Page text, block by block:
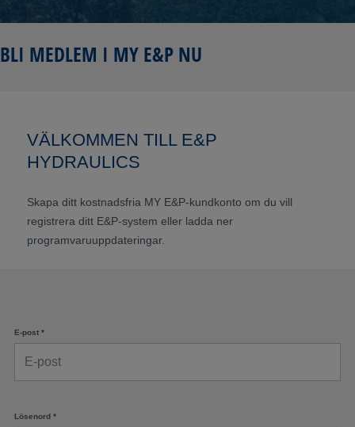
BLI MEDLEM I MY E&P NU
VÄLKOMMEN TILL E&P
HYDRAULICS
Skapa ditt kostnadsfria MY E&P-kundkonto om du vill
registrera ditt E&P-system eller ladda ner
programvaruuppdateringar.
E-post *
Lösenord *